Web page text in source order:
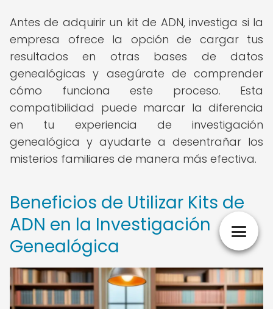
Antes de adquirir un kit de ADN, investiga si la
empresa ofrece la opción de cargar tus
resultados en otras bases de datos
genealógicas y asegúrate de comprender
cómo funciona este proceso. Esta
compatibilidad puede marcar la diferencia
en tu experiencia de investigación
genealógica y ayudarte a desentrañar los
misterios familiares de manera más efectiva.
Beneficios de Utilizar Kits de
ADN en la Investigación
Genealógica